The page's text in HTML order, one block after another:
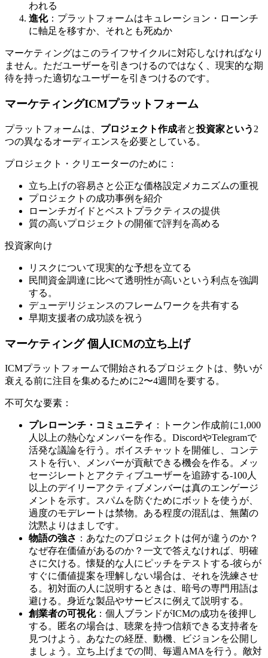
われる
進化：プラットフォームはキュレーション・ローンチ
に軸足を移すか、それとも死ぬか
マーケティングはこのライフサイクルに対応しなければなり
ません。ただユーザーを引きつけるのではなく、現実的な期
待を持った適切なユーザーを引きつけるのです。
マーケティングICMプラットフォーム
プラットフォームは、 プロジェクト作成者と投資家という 2
つの異なるオーディエンスを必要としている。
プロジェクト・クリエーターのために：
立ち上げの容易さと公正な価格設定メカニズムの重視
プロジェクトの成功事例を紹介
ローンチガイドとベストプラクティスの提供
質の高いプロジェクトの開催で評判を高める
投資家向け
リスクについて現実的な予想を立てる
民間資金調達に比べて透明性が高いという利点を強調
する。
デューデリジェンスのフレームワークを共有する
早期支援者の成功談を祝う
マーケティング 個人ICMの立ち上げ
ICMプラットフォームで開始されるプロジェクトは、勢いが
衰える前に注目を集めるために2〜4週間を要する。
不可欠な要素：
プレローンチ・コミュニティ ：トークン作成前に1,000
人以上の熱心なメンバーを作る。DiscordやTelegramで
活発な議論を行う。ボイスチャットを開催し、コンテ
ストを行い、メンバーが貢献できる機会を作る。メッ
セージレートとアクティブユーザーを追跡する-100人
以上のデイリーアクティブメンバーは真のエンゲージ
メントを示す。スパムを防ぐためにボットを使うが、
過度のモデレートは禁物。ある程度の混乱は、無菌の
沈黙よりはましです。
物語の強さ ：あなたのプロジェクトは何が違うのか？
なぜ存在価値があるのか？一文で答えなければ、明確
さに欠ける。懐疑的な人にピッチをテストする-彼らが
すぐに価値提案を理解しない場合は、それを洗練させ
る。初対面の人に説明するときは、暗号の専門用語は
避ける。身近な製品やサービスに例えて説明する。
創業者の可視化：個人ブランドがICMの成功を後押し
する。匿名の場合は、聴衆を持つ信頼できる支持者を
見つけよう。あなたの経歴、動機、ビジョンを公開し
ましょう。立ち上げまでの間、毎週AMAを行う。敵対